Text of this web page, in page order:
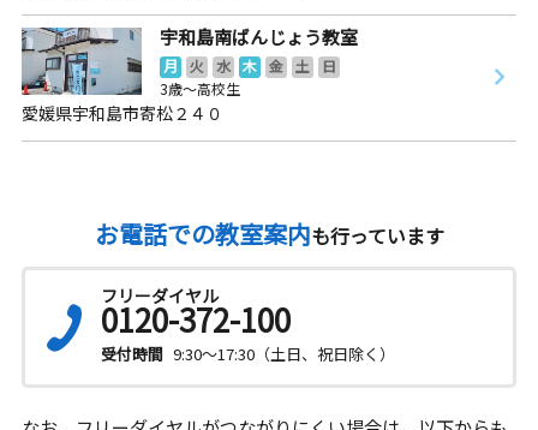
宇和島南ばんじょう教室
月 火 水 木 金 土
日
3歳～高校生
愛媛県宇和島市寄松２４０
お電話での教室案内も行っています
フリーダイヤル
0120-372-100
受付時間 9:30～17:30（土日、祝日除く）